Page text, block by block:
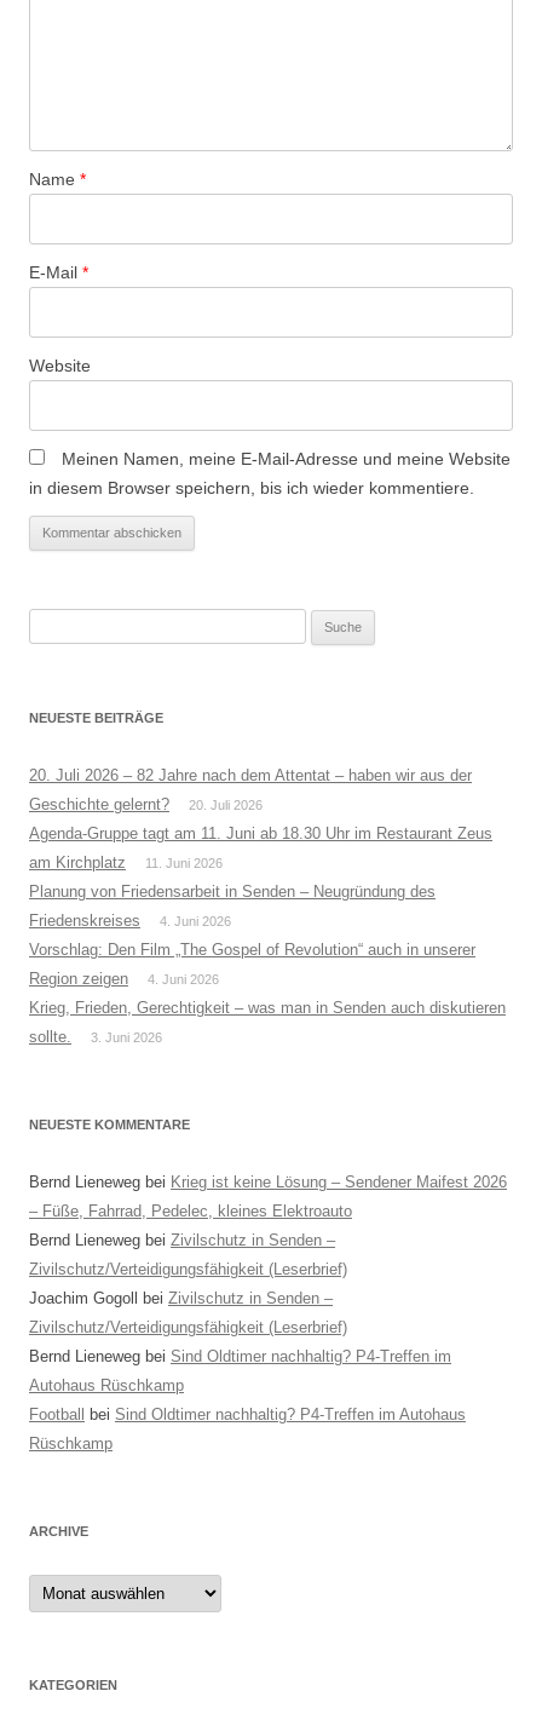
o
Name *
E-Mail *
Website
Meinen Namen, meine E-Mail-Adresse und meine Website
in diesem Browser speichern, bis ich wieder kommentiere.
NEUESTE BEITRÄGE
20. Juli 2026 – 82 Jahre nach dem Attentat – haben wir aus der
Geschichte gelernt?
20. Juli 2026
Agenda-Gruppe tagt am 11. Juni ab 18.30 Uhr im Restaurant Zeus
am Kirchplatz
11. Juni 2026
Planung von Friedensarbeit in Senden – Neugründung des
Friedenskreises
4. Juni 2026
Vorschlag: Den Film „The Gospel of Revolution“ auch in unserer
Region zeigen
4. Juni 2026
Krieg, Frieden, Gerechtigkeit – was man in Senden auch diskutieren
sollte.
3. Juni 2026
NEUESTE KOMMENTARE
Bernd Lieneweg bei Krieg ist keine Lösung – Sendener Maifest 2026
– Füße, Fahrrad, Pedelec, kleines Elektroauto
Bernd Lieneweg bei Zivilschutz in Senden –
Zivilschutz/Verteidigungsfähigkeit (Leserbrief)
Joachim Gogoll
bei Zivilschutz in Senden –
Zivilschutz/Verteidigungsfähigkeit (Leserbrief)
Bernd Lieneweg bei Sind Oldtimer nachhaltig? P4-Treffen im
Autohaus Rüschkamp
Football
bei Sind Oldtimer nachhaltig? P4-Treffen im Autohaus
Rüschkamp
ARCHIVE
Archive
KATEGORIEN